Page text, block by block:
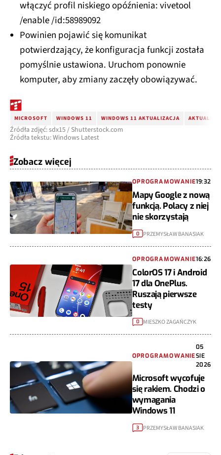
włączyć profil niskiego opóźnienia: vivetool
/enable /id:58989092
Powinien pojawić się komunikat
potwierdzający, że konfiguracja funkcji została
pomyślnie ustawiona. Uruchom ponownie
komputer, aby zmiany zaczęły obowiązywać.
MICROSOFT WINDOWS 11 WINDOWS 11 AKTUALIZACJA
Źródła zdjęć: sdx15 / Shutterstock.com
Źródła tekstu: Windows Latest
Zobacz więcej
OPROGRAMOWANIE19:32
Mapy Google z nową
funkcją. Polacy z niej
nie skorzystają
0 PRZEMYSŁAW BANASIAK
OPROGRAMOWANIE16:26
ColorOS 17 i Android
17 dla OnePlus.
Ruszają pierwsze
testy
0 MIESZKO ZAGAŃCZYK
OPROGRAMOWANIE
05
SIE
2026
Microsoft wycofuje
się rakiem. Chodzi o
wymagania
Windows 11
3 PRZEMYSŁAW BANASIAK